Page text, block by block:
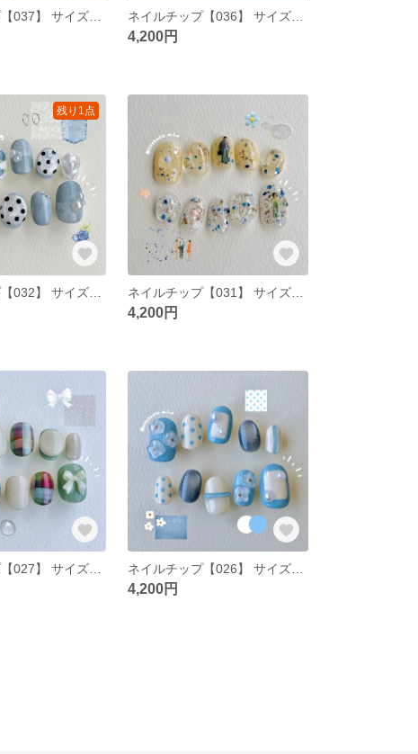
4,200円
残り1点
4,200円
4,200円